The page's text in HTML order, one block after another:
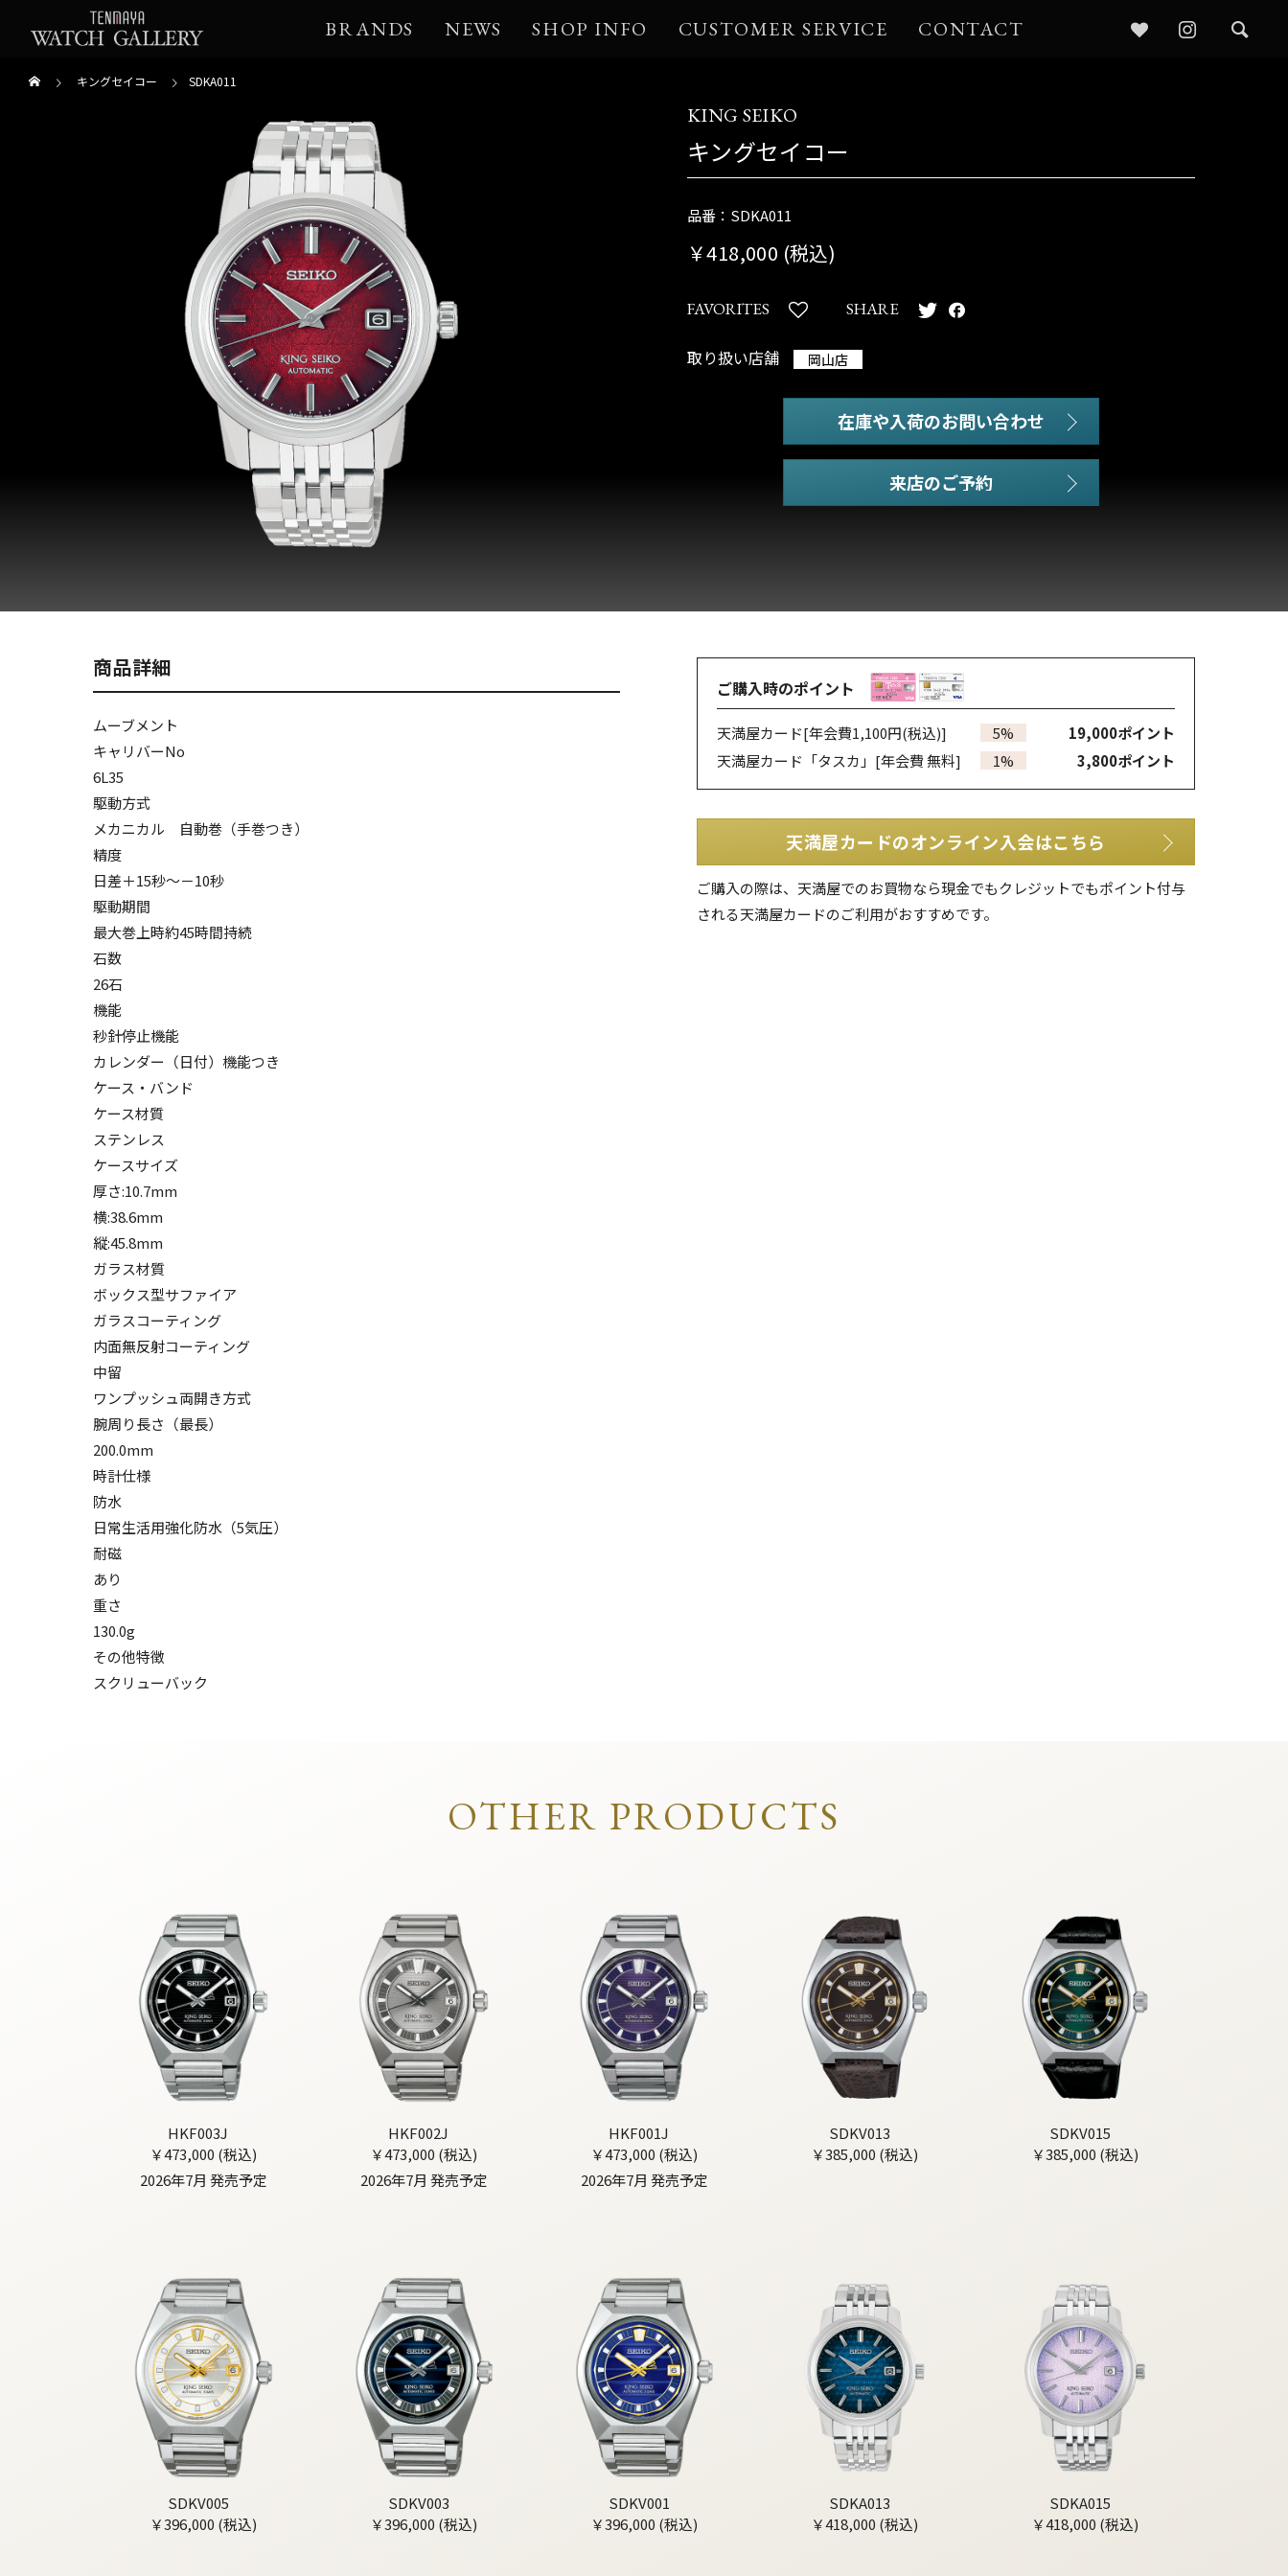
BRANDS NEWS SHOP INFO CUSTOMER SERVICE CONTACT
キングセイコー SDKA011
KING SEIKO
キングセイコー
品番：SDKA011
￥418,000 (税込)
FAVORITES SHARE
取り扱い店舗 岡山店
在庫や入荷のお問い合わせ
商品詳細
ムーブメント
キャリバーNo
6L35
駆動方式
メカニカル 自動巻（手巻つき）
精度
日差＋15秒～－10秒
駆動期間
最大巻上時約45時間持続
石数
26石
機能
秒針停止機能
カレンダー（日付）機能つき
ケース・バンド
ケース材質
ステンレス
ケースサイズ
厚さ:10.7mm
横:38.6mm
縦:45.8mm
ガラス材質
ボックス型サファイア
ガラスコーティング
内面無反射コーティング
中留
ワンプッシュ両開き方式
腕周り長さ（最長）
200.0mm
時計仕様
防水
日常生活用強化防水（5気圧）
耐磁
あり
重さ
130.0g
その他特徴
スクリューバック
ご購入時のポイント
天満屋カード[年会費1,100円(税込)] 5% 19,000ポイント
天満屋カード「タスカ」 [年会費 無料] 1% 3,800ポイント
天満屋カードのオンライン入会はこちら
ご購入の際は、天満屋でのお買物なら現金でもクレジットでもポイント付与
される天満屋カードのご利用がおすすめです。
OTHER PRODUCTS
HKF003J
￥473,000 (税込)
2026年7月 発売予定
HKF002J
￥473,000 (税込)
2026年7月 発売予定
HKF001J
￥473,000 (税込)
2026年7月 発売予定
SDKV013
￥385,000 (税込)
SDKV015
￥385,000 (税込)
SDKV005
￥396,000 (税込)
SDKV003
￥396,000 (税込)
SDKV001
￥396,000 (税込)
SDKA013
￥418,000 (税込)
SDKA015
￥418,000 (税込)